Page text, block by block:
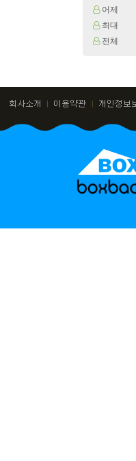
어제
최대
전체